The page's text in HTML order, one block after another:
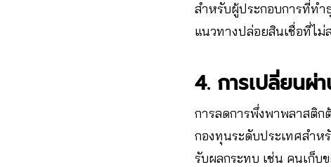
สำหรับผู้ประกอบการที่ทำ
แนวทางปล่อยสินเชื่อที่ไ
4. การเปลี่ยนผ่
การลดการพึ่งพาพลาสติก
กองทุนระดับประเทศสำห
รับผลกระทบ เช่น คนเก็บ